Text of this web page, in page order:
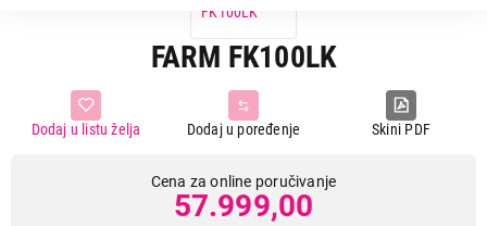
FARM FK100LK
Skini PDF
Dodaj u poređenje
Dodaj u listu želja
Cena za online poručivanje
57.999,00